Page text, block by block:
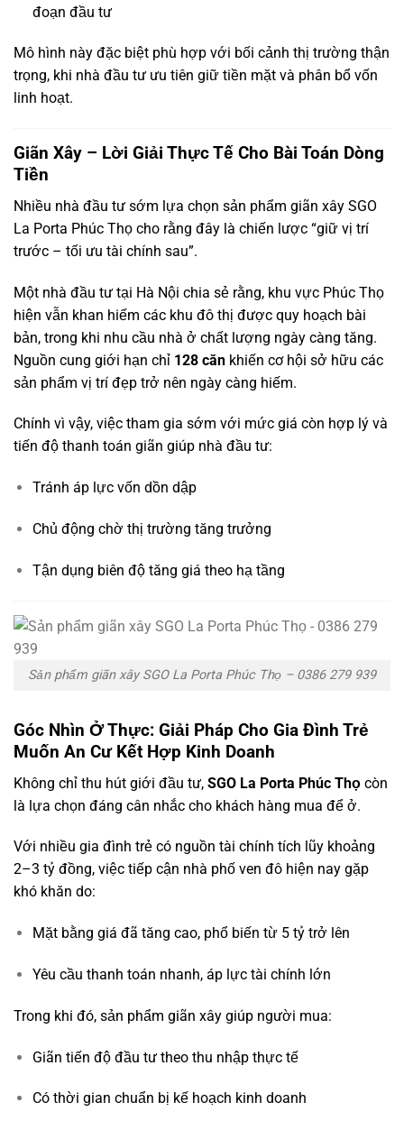
đoạn đầu tư
Mô hình này đặc biệt phù hợp với bối cảnh thị trường thận
trọng, khi nhà đầu tư ưu tiên giữ tiền mặt và phân bổ vốn
linh hoạt.
Giãn Xây – Lời Giải Thực Tế Cho Bài Toán Dòng
Tiền
Nhiều nhà đầu tư sớm lựa chọn sản phẩm giãn xây SGO
La Porta Phúc Thọ cho rằng đây là chiến lược “giữ vị trí
trước – tối ưu tài chính sau”.
Một nhà đầu tư tại Hà Nội chia sẻ rằng, khu vực Phúc Thọ
hiện vẫn khan hiếm các khu đô thị được quy hoạch bài
bản, trong khi nhu cầu nhà ở chất lượng ngày càng tăng.
Nguồn cung giới hạn chỉ 128 căn khiến cơ hội sở hữu các
sản phẩm vị trí đẹp trở nên ngày càng hiếm.
Chính vì vậy, việc tham gia sớm với mức giá còn hợp lý và
tiến độ thanh toán giãn giúp nhà đầu tư:
Tránh áp lực vốn dồn dập
Chủ động chờ thị trường tăng trưởng
Tận dụng biên độ tăng giá theo hạ tầng
Sản phẩm giãn xây SGO La Porta Phúc Thọ – 0386 279 939
Góc Nhìn Ở Thực: Giải Pháp Cho Gia Đình Trẻ
Muốn An Cư Kết Hợp Kinh Doanh
Không chỉ thu hút giới đầu tư, SGO La Porta Phúc Thọ còn
là lựa chọn đáng cân nhắc cho khách hàng mua để ở.
Với nhiều gia đình trẻ có nguồn tài chính tích lũy khoảng
2–3 tỷ đồng, việc tiếp cận nhà phố ven đô hiện nay gặp
khó khăn do:
Mặt bằng giá đã tăng cao, phổ biến từ 5 tỷ trở lên
Yêu cầu thanh toán nhanh, áp lực tài chính lớn
Trong khi đó, sản phẩm giãn xây giúp người mua:
Giãn tiến độ đầu tư theo thu nhập thực tế
Có thời gian chuẩn bị kế hoạch kinh doanh